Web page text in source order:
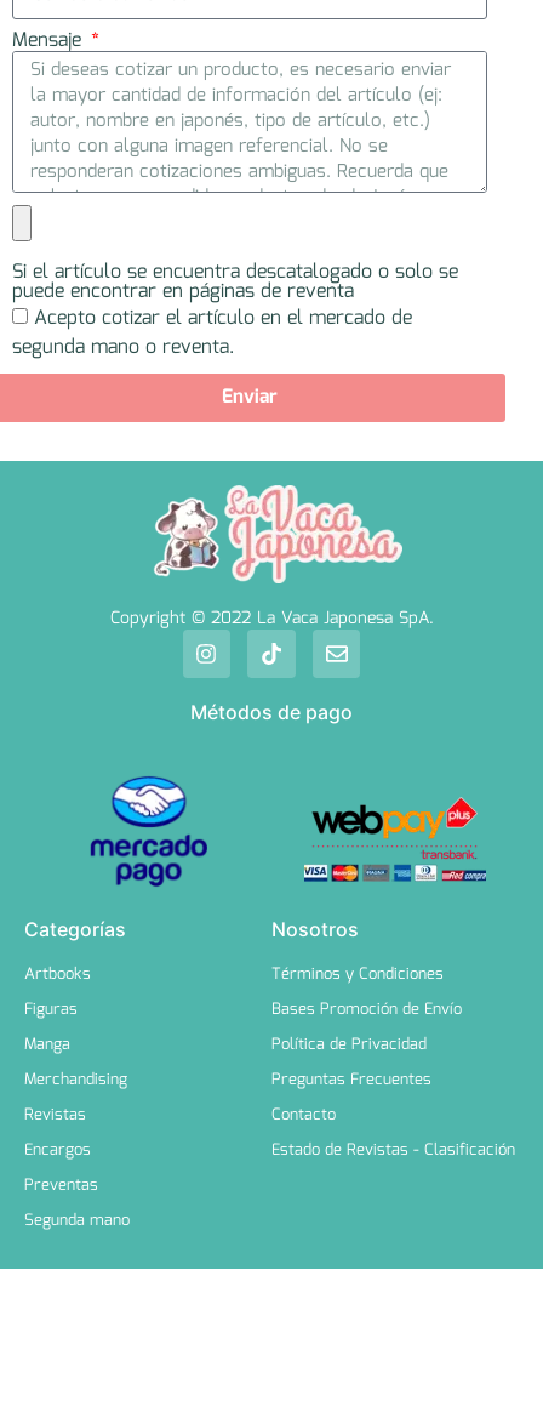
Mensaje
Si el artículo se encuentra descatalogado o solo se
puede encontrar en páginas de reventa
Acepto cotizar el artículo en el mercado de
segunda mano o reventa.
Enviar
Copyright © 2022 La Vaca Japonesa SpA.
Métodos de pago
Categorías
Artbooks
Figuras
Manga
Merchandising
Revistas
Encargos
Preventas
Segunda mano
Nosotros
Términos y Condiciones
Bases Promoción de Envío
Política de Privacidad
Preguntas Frecuentes
Contacto
Estado de Revistas - Clasificación